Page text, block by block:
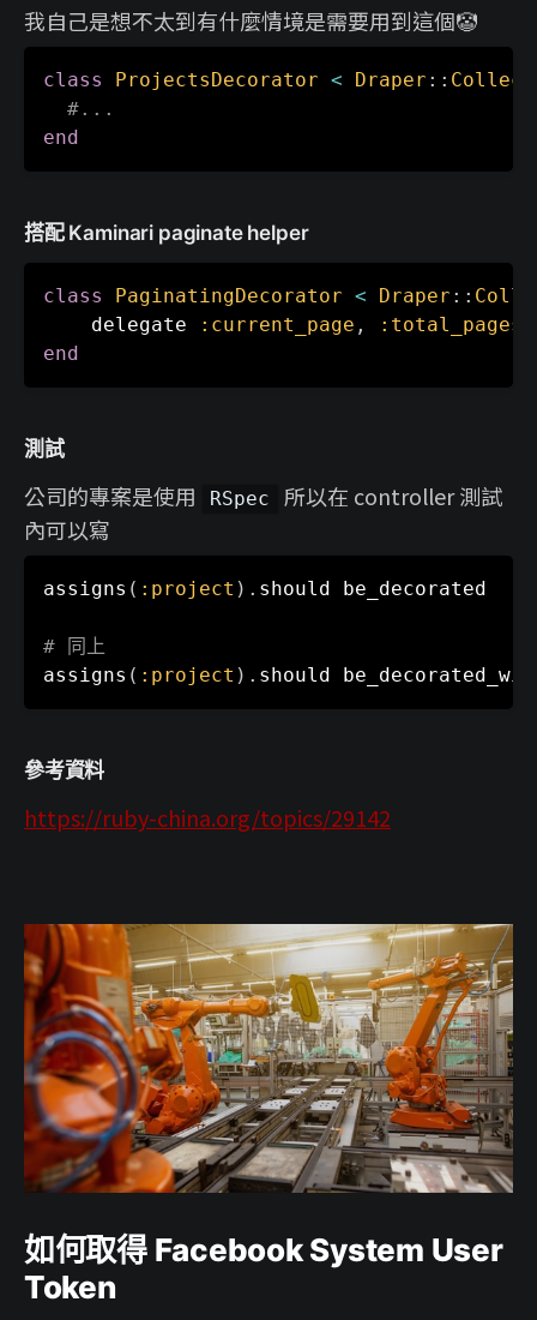
我自己是想不太到有什麼情境是需要用到這個🤡
class ProjectsDecorator < Draper : :
#...
end
搭配 Kaminari paginate helper
class PaginatingDecorator < Draper : :
    delegate
:current_page , :total_pages
end
測試
公司的專案是使用 RSpec
所以在 controller 測試
內可以寫
assigns ( :project ) . should be_decorated
# 同上
assigns ( :project ) . should
參考資料
https://ruby-china.org/topics/29142
如何取得 Facebook System User
Token